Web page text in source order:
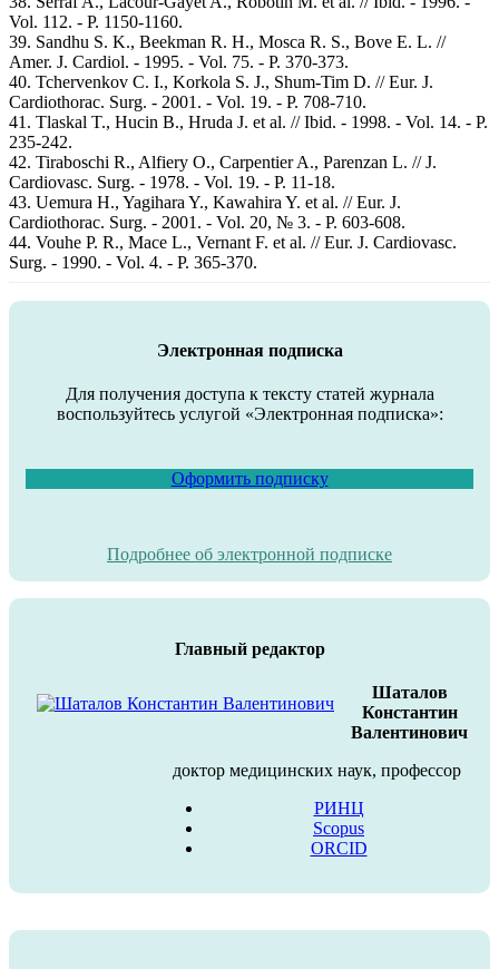
Vol. 112. - P. 1150-1160.
39. Sandhu S. K., Beekman R. H., Mosca R. S., Bove E. L. //
Amer. J. Cardiol. - 1995. - Vol. 75. - P. 370-373.
40. Tchervenkov C. I., Korkola S. J., Shum-Tim D. // Eur. J.
Cardiothorac. Surg. - 2001. - Vol. 19. - P. 708-710.
41. Tlaskal T., Hucin B., Hruda J. et al. // Ibid. - 1998. - Vol. 14. - P.
235-242.
42. Tiraboschi R., Alfiery O., Carpentier A., Parenzan L. // J.
Cardiovasc. Surg. - 1978. - Vol. 19. - P. 11-18.
43. Uemura H., Yagihara Y., Kawahira Y. et al. // Eur. J.
Cardiothorac. Surg. - 2001. - Vol. 20, № 3. - P. 603-608.
44. Vouhe P. R., Mace L., Vernant F. et al. // Eur. J. Cardiovasc.
Surg. - 1990. - Vol. 4. - P. 365-370.
Электронная подписка
Для получения доступа к тексту статей журнала
воспользуйтесь услугой «Электронная подписка»:
Оформить подписку
Подробнее об электронной подписке
Главный редактор
Шаталов
Константин
Валентинович
доктор медицинских наук, профессор
РИНЦ
Scopus
ORCID